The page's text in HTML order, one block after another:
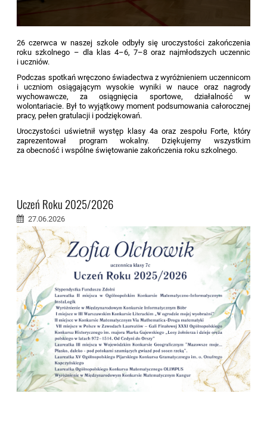
26 czerwca w naszej szkole odbyły się uroczystości zakończenia
roku szkolnego – dla klas 4–6, 7–8 oraz najmłodszych uczennic
i uczniów.
Podczas spotkań wręczono świadectwa z wyróżnieniem uczennicom
i uczniom osiągającym wysokie wyniki w nauce oraz nagrody
wychowawcze, za osiągnięcia sportowe, działalność w
wolontariacie. Był to wyjątkowy moment podsumowania całorocznej
pracy, pełen gratulacji i podziękowań.
Uroczystości uświetnił występ klasy 4a oraz zespołu Forte, który
zaprezentował program wokalny. Dziękujemy wszystkim
za obecność i wspólne świętowanie zakończenia roku szkolnego.
Uczeń Roku 2025/2026
27.06.2026